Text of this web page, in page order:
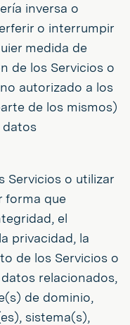
inversa o
o interrumpir
medida de
de los Servicios o
autorizado a los
de los mismos)
datos
Servicios o utilizar
forma que
el
privacidad, la
de los Servicios o
relacionados,
de dominio,
sistema(s),